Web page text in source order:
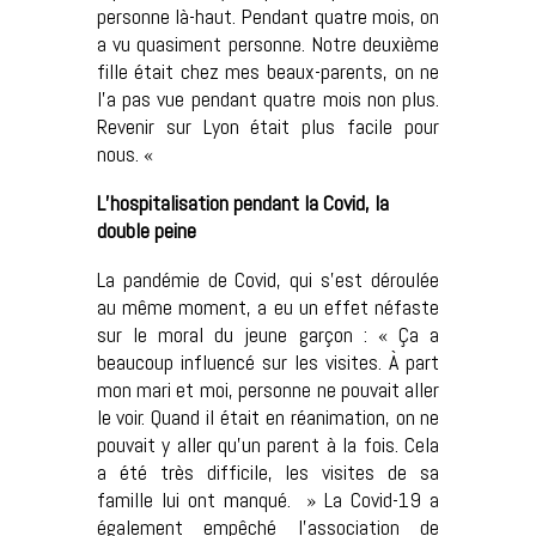
personne là-haut. Pendant quatre mois, on
a vu quasiment personne. Notre deuxième
fille était chez mes beaux-parents, on ne
l’a pas vue pendant quatre mois non plus.
Revenir sur Lyon était plus facile pour
nous. «
L’hospitalisation pendant la Covid, la
double peine
La pandémie de Covid, qui s’est déroulée
au même moment, a eu un effet néfaste
sur le moral du jeune garçon : « Ça a
beaucoup influencé sur les visites. À part
mon mari et moi, personne ne pouvait aller
le voir. Quand il était en réanimation, on ne
pouvait y aller qu’un parent à la fois. Cela
a été très difficile, les visites de sa
famille lui ont manqué. » La Covid-19 a
également empêché l’association de